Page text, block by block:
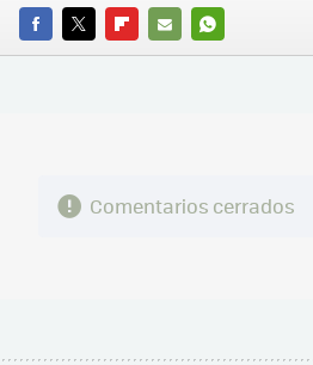
FACEBOOK
TWITTERFLIPBOARD
E-
WHATSAPP
Comentarios cerrados